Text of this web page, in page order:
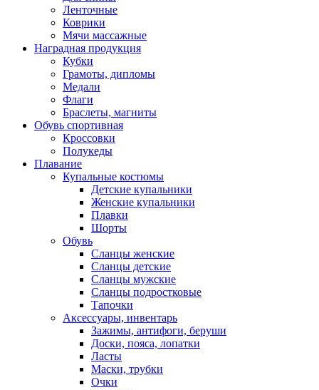
Ленточные
Коврики
Мячи массажные
Наградная продукция
Кубки
Грамоты, дипломы
Медали
Флаги
Браслеты, магниты
Обувь спортивная
Кроссовки
Полукеды
Плавание
Купальные костюмы
Детские купальники
Женские купальники
Плавки
Шорты
Обувь
Сланцы женские
Сланцы детские
Сланцы мужские
Сланцы подростковые
Тапочки
Аксессуары, инвентарь
Зажимы, антифоги, беруши
Доски, пояса, лопатки
Ласты
Маски, трубки
Очки